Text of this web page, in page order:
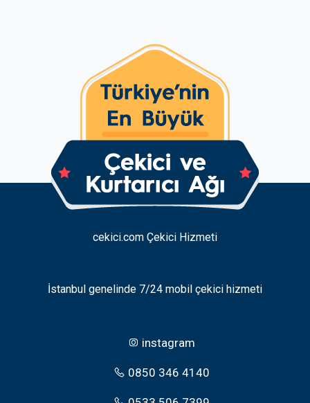
cekici.com Çekici Hizmeti
İstanbul genelinde 7/24 mobil çekici hizmeti
instagram
0850 346 4140